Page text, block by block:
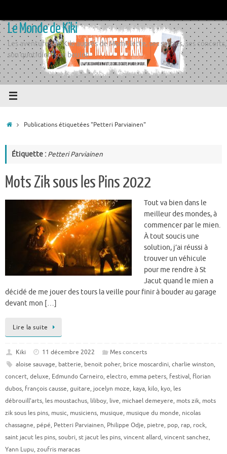
contenu
Le Monde de Kiki
Les aventures de Kiki auprès de Momiflette, ses sorties, ses concerts,
son quotidien, son boulot
AccueilPublications étiquetées "Petteri Parviainen"
Étiquette : Petteri Parviainen
Mots Zik sous les Pins 2022
Tout va bien dans le
meilleur des mondes, à
commencer par le mien.
À tout soucis une
solution, j’ai réussi à
trouver un véhicule
pour me rendre à St
Jacut quand le mien a
décidé de me jouer des tours la veille pour finir à bouder au garage
devant mon […]
Lire la suite
Kiki 11 décembre 2022
Mes concerts
aloise sauvage, batterie, benoit poher, brice moscardini, charlie winston,
concert, deluxe, Edmundo Carneiro, electro, emma peters, festival, florian
dubos, françois causse, guitare, jocelyn moze, kaya, kilo, kyo, les
débrouill'arts, les moustachus, liliboy, live, michael demeyere, mots zik, mots
zik sous les pins, music, musiciens, musique, musique du monde, nicolas
chassagne, pépé, Petteri Parviainen, Philippe Odje, pietre, pop, rap, rock,
saint jacut les pins, soubri, st jacut les pins, vincent allard, vincent sanchez,
Yann Lupu, zoufris maracas